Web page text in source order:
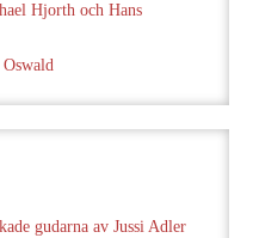
Hjorth och Hans
gudarna av Jussi Adler